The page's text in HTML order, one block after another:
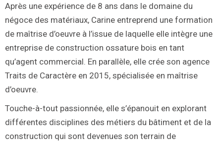
Après une expérience de 8 ans dans le domaine du
négoce des matériaux, Carine entreprend une formation
de maîtrise d’oeuvre à l’issue de laquelle elle intègre une
entreprise de construction ossature bois en tant
qu’agent commercial. En parallèle, elle crée son agence
Traits de Caractère en 2015, spécialisée en maîtrise
d’oeuvre.
Touche-à-tout passionnée, elle s’épanouit en explorant
différentes disciplines des métiers du bâtiment et de la
construction qui sont devenues son terrain de